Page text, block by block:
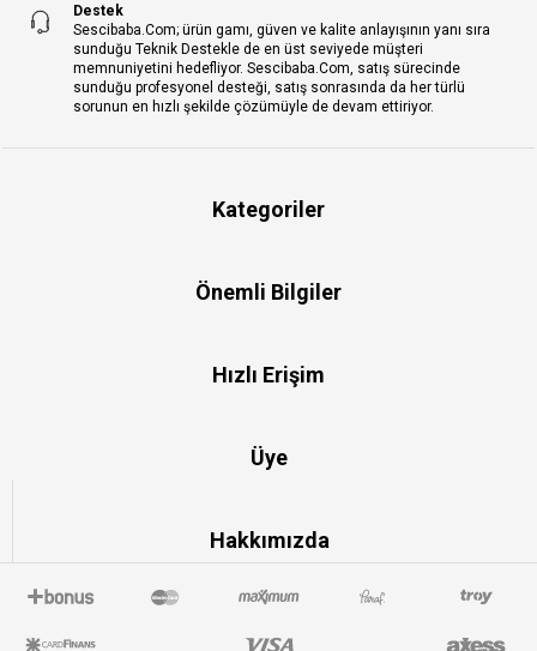
Destek
Sescibaba.Com; ürün gamı, güven ve kalite anlayışının yanı sıra
sunduğu Teknik Destekle de en üst seviyede müşteri
memnuniyetini hedefliyor. Sescibaba.Com, satış sürecinde
sunduğu profesyonel desteği, satış sonrasında da her türlü
sorunun en hızlı şekilde çözümüyle de devam ettiriyor.
Kategoriler
Önemli Bilgiler
Hızlı Erişim
Üye
Hakkımızda